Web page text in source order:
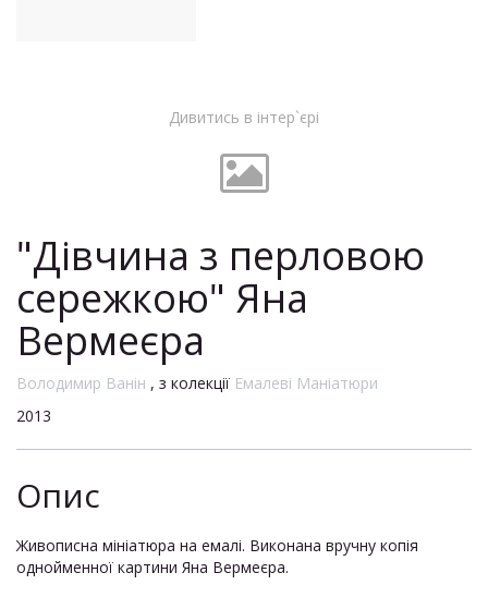
Дивитись в інтер`єрі
"Дівчина з перловою
сережкою" Яна
Вермеєра
Володимир Ванін , з колекції Емалеві Маніатюри
2013
Опис
Живописна мініатюра на емалі. Виконана вручну копія
однойменної картини Яна Вермеєра.